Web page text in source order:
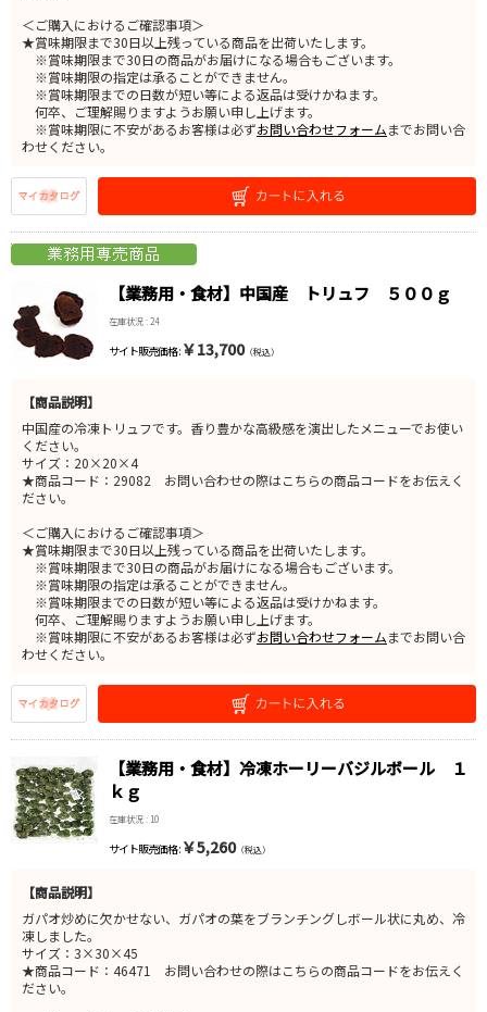
＜ご購入におけるご確認事項＞
★賞味期限まで30日以上残っている商品を出荷いたします。
※賞味期限まで30日の商品がお届けになる場合もございます。
※賞味期限の指定は承ることができません。
※賞味期限までの日数が短い等による返品は受けかねます。
何卒、ご理解賜りますようお願い申し上げます。
※賞味期限に不安があるお客様は必ずお問い合わせフォームまでお問い合
わせください。
【業務用・食材】中国産 トリュフ ５００ｇ
在庫状況 : 24
サイト販売価格 : ￥13,700（税込）
【商品説明】
中国産の冷凍トリュフです。香り豊かな高級感を演出したメニューでお使い
ください。
サイズ：20×20×4
★商品コード：29082 お問い合わせの際はこちらの商品コードをお伝えく
ださい。
＜ご購入におけるご確認事項＞
★賞味期限まで30日以上残っている商品を出荷いたします。
※賞味期限まで30日の商品がお届けになる場合もございます。
※賞味期限の指定は承ることができません。
※賞味期限までの日数が短い等による返品は受けかねます。
何卒、ご理解賜りますようお願い申し上げます。
※賞味期限に不安があるお客様は必ずお問い合わせフォームまでお問い合
わせください。
【業務用・食材】冷凍ホーリーバジルボール １
ｋｇ
在庫状況 : 10
サイト販売価格 : ￥5,260（税込）
【商品説明】
ガパオ炒めに欠かせない、ガパオの葉をブランチングしボール状に丸め、冷
凍しました。
サイズ：3×30×45
★商品コード：46471 お問い合わせの際はこちらの商品コードをお伝えく
ださい。